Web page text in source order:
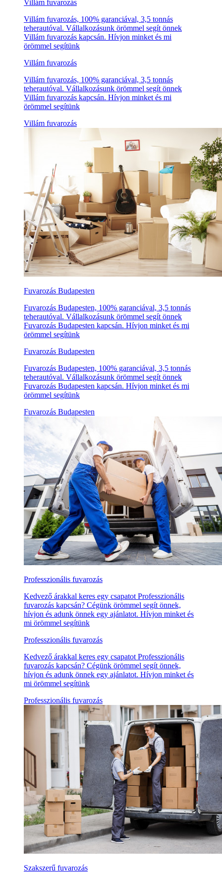
Villám fuvarozás
Villám fuvarozás, 100% garanciával, 3,5 tonnás
teherautóval. Vállalkozásunk örömmel segít önnek
Villám fuvarozás kapcsán. Hívjon minket és mi
örömmel segítünk
Villám fuvarozás
Villám fuvarozás, 100% garanciával, 3,5 tonnás
teherautóval. Vállalkozásunk örömmel segít önnek
Villám fuvarozás kapcsán. Hívjon minket és mi
örömmel segítünk
Villám fuvarozás
Fuvarozás Budapesten
Fuvarozás Budapesten, 100% garanciával, 3,5 tonnás
teherautóval. Vállalkozásunk örömmel segít önnek
Fuvarozás Budapesten kapcsán. Hívjon minket és mi
örömmel segítünk
Fuvarozás Budapesten
Fuvarozás Budapesten, 100% garanciával, 3,5 tonnás
teherautóval. Vállalkozásunk örömmel segít önnek
Fuvarozás Budapesten kapcsán. Hívjon minket és mi
örömmel segítünk
Fuvarozás Budapesten
Professzionális fuvarozás
Kedvező árakkal keres egy csapatot Professzionális
fuvarozás kapcsán? Cégünk örömmel segít önnek,
hívjon és adunk önnek egy ajánlatot. Hívjon minket és
mi örömmel segítünk
Professzionális fuvarozás
Kedvező árakkal keres egy csapatot Professzionális
fuvarozás kapcsán? Cégünk örömmel segít önnek,
hívjon és adunk önnek egy ajánlatot. Hívjon minket és
mi örömmel segítünk
Professzionális fuvarozás
Szakszerű fuvarozás